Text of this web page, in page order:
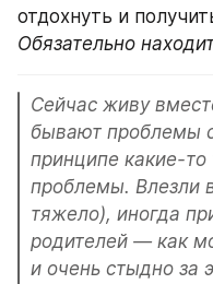
отдохнуть и
Обязательно
Сейчас живу
бывают проблемы
принципе какие-
проблемы. Влезли
тяжело), иногда
родителей — как
и очень стыдно за